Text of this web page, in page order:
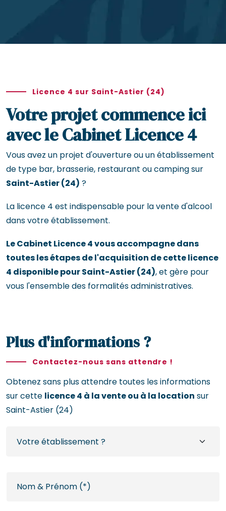
Licence 4 sur Saint-Astier (24)
Votre projet commence ici
avec le Cabinet Licence 4
Vous avez un projet d'ouverture ou un établissement
de type bar, brasserie, restaurant ou camping sur
Saint-Astier (24) ?
La licence 4 est indispensable pour la vente d'alcool
dans votre établissement.
Le Cabinet Licence 4 vous accompagne dans
toutes les étapes de l'acquisition de cette licence
4 disponible pour Saint-Astier (24), et gère pour
vous l'ensemble des formalités administratives.
Plus d'informations ?
Contactez-nous sans attendre !
Obtenez sans plus attendre toutes les informations
sur cette licence 4 à la vente ou à la location sur
Saint-Astier (24)